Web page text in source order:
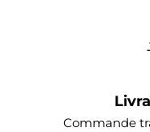
Commande